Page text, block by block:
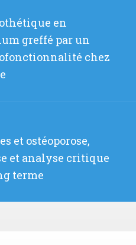
en
greffé par un
chez
et ostéoporose,
et analyse critique
terme